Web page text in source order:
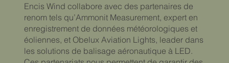
Encis Wind collabore avec des partenaires de
renom tels qu’Ammonit Measurement, expert en
enregistrement de données météorologiques et
éoliennes, et Obelux Aviation Lights, leader dans
les solutions de balisage aéronautique à LED.